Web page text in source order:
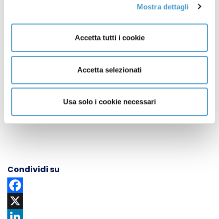
Mostra dettagli
Accetta tutti i cookie
Accetta selezionati
Usa solo i cookie necessari
Il comunicato congiunto dell'Antitrust e di Arera
Condividi su
Facebook
X